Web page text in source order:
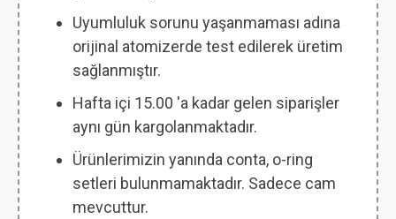
Uyumluluk sorunu yaşanmaması adına
orijinal atomizerde test edilerek üretim
sağlanmıştır.
Hafta içi 15.00 'a kadar gelen siparişler
aynı gün kargolanmaktadır.
Ürünlerimizin yanında conta, o-ring
setleri bulunmamaktadır. Sadece cam
mevcuttur.